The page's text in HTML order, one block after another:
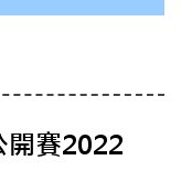
開賽2022